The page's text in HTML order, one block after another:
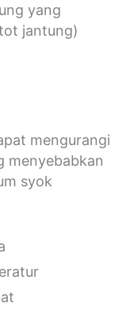
yang
jantung)
mengurangi
menyebabkan
syok